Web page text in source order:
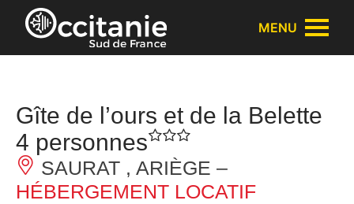
Panneau de gestion des cookies
MENU
Gîte de l’ours et de la Belette
4 personnes
SAURAT , ARIÈGE –
HÉBERGEMENT LOCATIF